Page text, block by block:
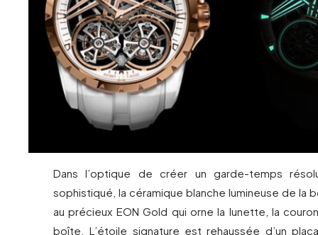
Dans l’optique de créer un garde-temps
sophistiqué, la céramique blanche lumineuse de la
au précieux EON Gold qui orne la lunette, la
boîte. L’étoile signature est rehaussée d’un